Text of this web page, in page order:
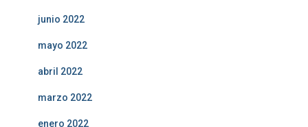
junio 2022
mayo 2022
abril 2022
marzo 2022
enero 2022